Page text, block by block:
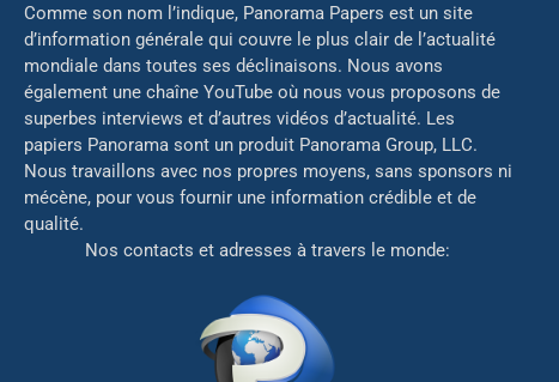
Comme son nom l’indique, Panorama Papers est un site
d’information générale qui couvre le plus clair de l’actualité
mondiale dans toutes ses déclinaisons. Nous avons
également une chaîne YouTube où nous vous proposons de
superbes interviews et d’autres vidéos d’actualité. Les
papiers Panorama sont un produit Panorama Group, LLC.
Nous travaillons avec nos propres moyens, sans sponsors ni
mécène, pour vous fournir une information crédible et de
qualité.
Nos contacts et adresses à travers le monde: